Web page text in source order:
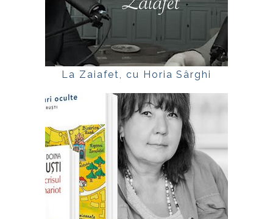
La Zaiafet, cu Horia Sârghi